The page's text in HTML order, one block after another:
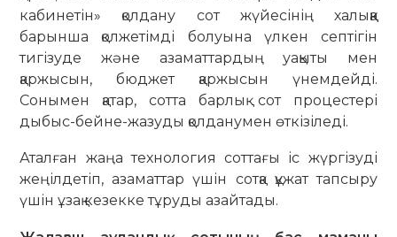
кабинетін» қолдану сот жүйесінің халыққа
барынша қолжетімді болуына үлкен септігін
тигізуде және азаматтардың уақыты мен
қаржысын, бюджет қаржысын үнемдейді.
Сонымен қатар, сотта барлық сот процестері
дыбыс-бейне-жазуды қолданумен өткізіледі.
Аталған жаңа технология соттағы іс жүргізуді
жеңілдетіп, азаматтар үшін сотқа құжат тапсыру
үшін ұзақ кезекке тұруды азайтады.